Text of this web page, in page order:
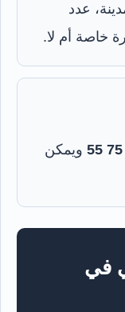
عدد
خاصة أم لا.
ويمكن
في